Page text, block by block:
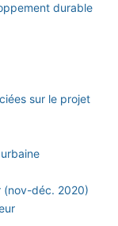
durable
sur le projet
(nov-déc. 2020)